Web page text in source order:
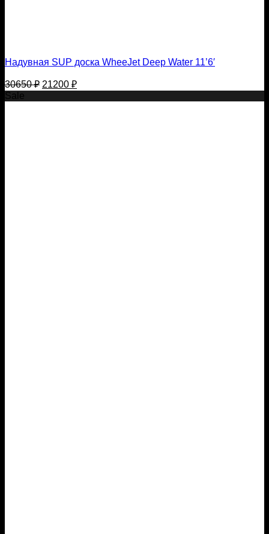
Надувная SUP доска WheeJet Deep Water 11’6′
30650₽ Первоначальная
цена
составляла
21200 ₽Текущая
цена:
Sale